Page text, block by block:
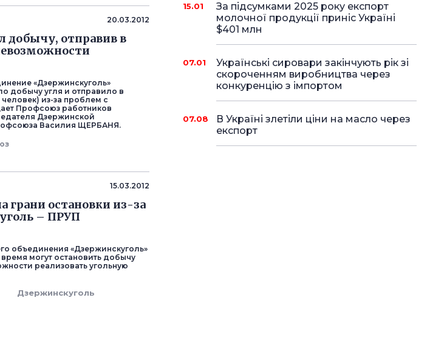
20.03.2012
добычу, отправив в
«Дзержинскуголь»
добычу угля и отправило в
из-за проблем с
Профсоюз работников
Дзержинской
Василия ЩЕРБАНЯ.
15.03.2012
грани остановки из-за
– ПРУП
объединения «Дзержинскуголь»
могут остановить добычу
реализовать угольную
Дзержинскуголь
15.01
За підсумками 2025 року експорт
молочної продукції приніс Україні
$401 млн
07.01
Українські сировари закінчують рік зі
скороченням виробництва через
конкуренцію з імпортом
07.08
В Україні злетіли ціни на масло через
експорт